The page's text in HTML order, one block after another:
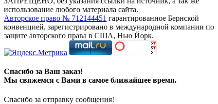
использование любого материала сайта.
Авторское право № 712144451 гарантированное Бернской
конвенцией, зарегистрировано в международной компании по
защите авторского права в США, Нью Йорк.
Спасибо за Ваш заказ!
Мы свяжемся с Вами в самое ближайшее время.
Спасибо за отправку сообщения!